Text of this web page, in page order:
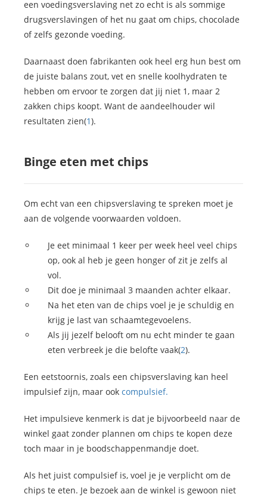
een voedingsverslaving net zo echt is als sommige
drugsverslavingen of het nu gaat om chips, chocolade
of zelfs gezonde voeding.
Daarnaast doen fabrikanten ook heel erg hun best om
de juiste balans zout, vet en snelle koolhydraten te
hebben om ervoor te zorgen dat jij niet 1, maar 2
zakken chips koopt. Want de aandeelhouder wil
resultaten zien(1).
Binge eten met chips
Om echt van een chipsverslaving te spreken moet je
aan de volgende voorwaarden voldoen.
Je eet minimaal 1 keer per week heel veel chips
op, ook al heb je geen honger of zit je zelfs al
vol.
Dit doe je minimaal 3 maanden achter elkaar.
Na het eten van de chips voel je je schuldig en
krijg je last van schaamtegevoelens.
Als jij jezelf belooft om nu echt minder te gaan
eten verbreek je die belofte vaak(2).
Een eetstoornis, zoals een chipsverslaving kan heel
impulsief zijn, maar ook compulsief.
Het impulsieve kenmerk is dat je bijvoorbeeld naar de
winkel gaat zonder plannen om chips te kopen deze
toch maar in je boodschappenmandje doet.
Als het juist compulsief is, voel je je verplicht om de
chips te eten. Je bezoek aan de winkel is gewoon niet